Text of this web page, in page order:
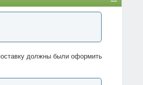
должны были оформить